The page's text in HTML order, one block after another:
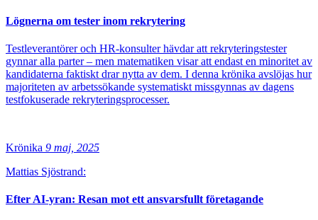
Lögnerna om tester inom rekrytering
Testleverantörer och HR-konsulter hävdar att rekryteringstester
gynnar alla parter – men matematiken visar att endast en minoritet av
kandidaterna faktiskt drar nytta av dem. I denna krönika avslöjas hur
majoriteten av arbetssökande systematiskt missgynnas av dagens
testfokuserade rekryteringsprocesser.
Krönika 9 maj, 2025
Mattias Sjöstrand:
Efter AI-yran: Resan mot ett ansvarsfullt företagande